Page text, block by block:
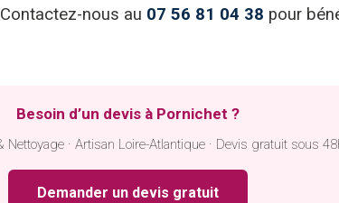
nous au 07 56 81 04 38 pour
Besoin d’un devis à Pornichet ?
Nettoyage · Artisan Loire-Atlantique · Devis gratuit sous
Demander un devis gratuit